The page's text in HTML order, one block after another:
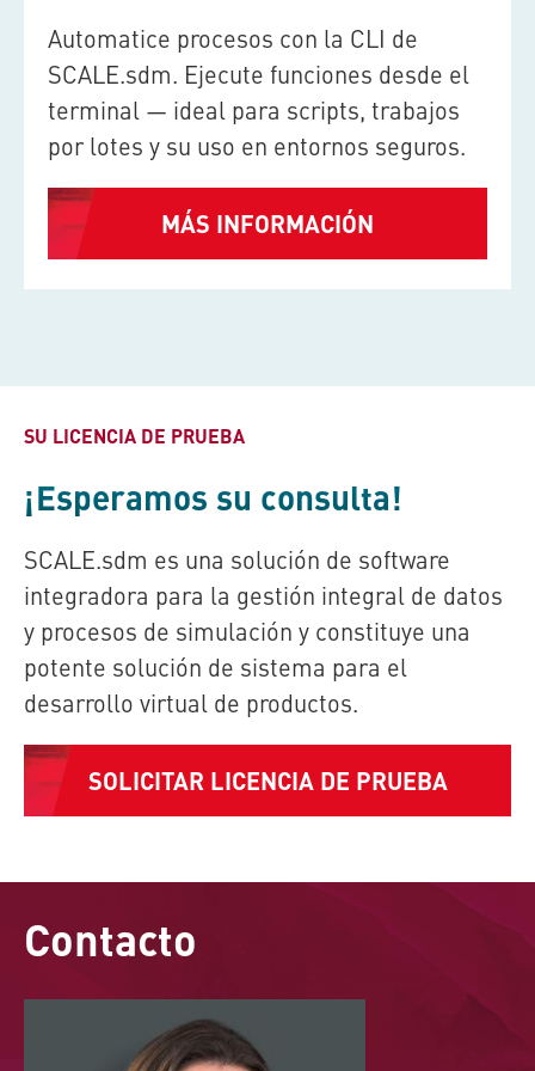
Automatice procesos con la CLI de
SCALE.sdm. Ejecute funciones desde el
terminal — ideal para scripts, trabajos
por lotes y su uso en entornos seguros.
MÁS INFORMACIÓN
SU LICENCIA DE PRUEBA
¡Esperamos su consulta!
SCALE.sdm es una solución de software
integradora para la gestión integral de datos
y procesos de simulación y constituye una
potente solución de sistema para el
desarrollo virtual de productos.
SOLICITAR LICENCIA DE PRUEBA
Contacto